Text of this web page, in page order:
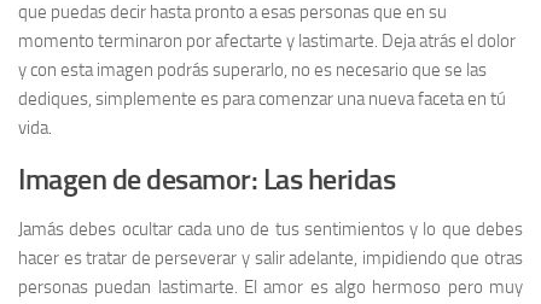
que puedas decir hasta pronto a esas personas que en su
momento terminaron por afectarte y lastimarte. Deja atrás el dolor
y con esta imagen podrás superarlo, no es necesario que se las
dediques, simplemente es para comenzar una nueva faceta en tú
vida.
Imagen de desamor: Las heridas
Jamás debes ocultar cada uno de tus sentimientos y lo que debes
hacer es tratar de perseverar y salir adelante, impidiendo que otras
personas puedan lastimarte. El amor es algo hermoso pero muy